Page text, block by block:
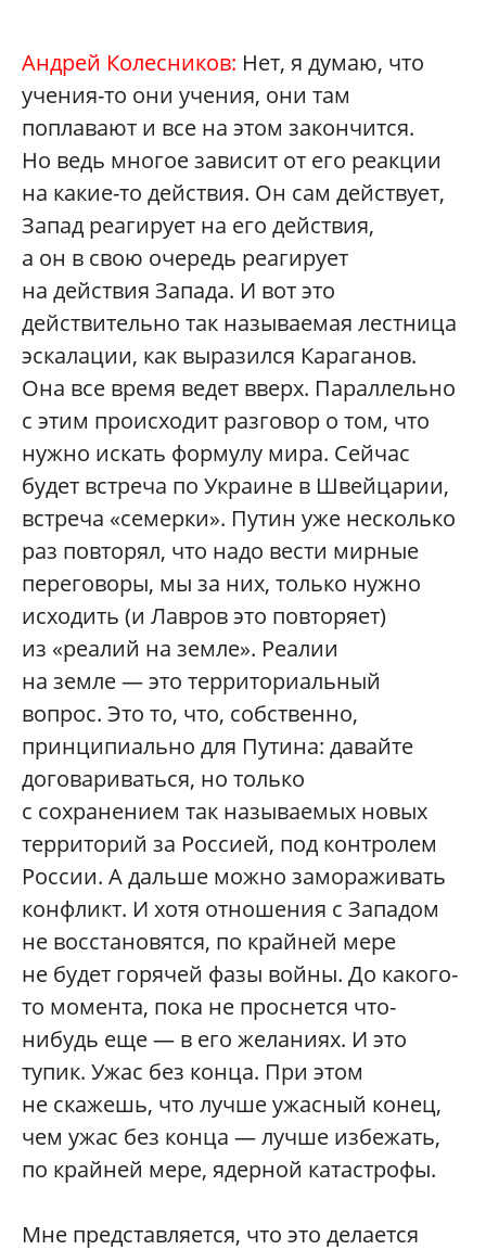
Андрей Колесников: Нет, я думаю, что
учения-то они учения, они там
поплавают и все на этом закончится.
Но ведь многое зависит от его реакции
на какие-то действия. Он сам действует,
Запад реагирует на его действия,
а он в свою очередь реагирует
на действия Запада. И вот это
действительно так называемая лестница
эскалации, как выразился Караганов.
Она все время ведет вверх. Параллельно
с этим происходит разговор о том, что
нужно искать формулу мира. Сейчас
будет встреча по Украине в Швейцарии,
встреча «семерки». Путин уже несколько
раз повторял, что надо вести мирные
переговоры, мы за них, только нужно
исходить (и Лавров это повторяет)
из «реалий на земле». Реалии
на земле — это территориальный
вопрос. Это то, что, собственно,
принципиально для Путина: давайте
договариваться, но только
с сохранением так называемых новых
территорий за Россией, под контролем
России. А дальше можно замораживать
конфликт. И хотя отношения с Западом
не восстановятся, по крайней мере
не будет горячей фазы войны. До какого-
то момента, пока не проснется что-
нибудь еще — в его желаниях. И это
тупик. Ужас без конца. При этом
не скажешь, что лучше ужасный конец,
чем ужас без конца — лучше избежать,
по крайней мере, ядерной катастрофы.
Мне представляется, что это делается